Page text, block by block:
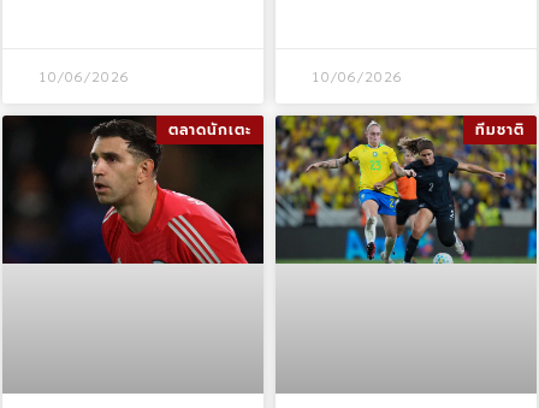
10/06/2026 10/06/2026
ตลาดนักเตะ ทีมชาติ